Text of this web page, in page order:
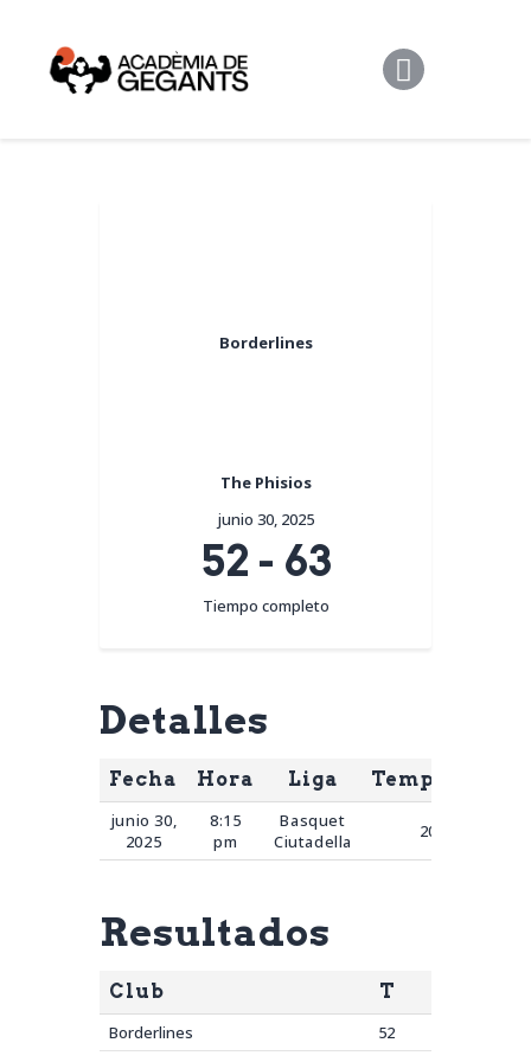
Tecnicamp
Borderlines
The Phisios
junio 30, 2025
52 - 63
Tiempo completo
Detalles
Fecha Hora Liga Temporada
junio 30,
2025
8:15
pm
Basquet
Ciutadella
2025
Resultados
Club T
Borderlines
52